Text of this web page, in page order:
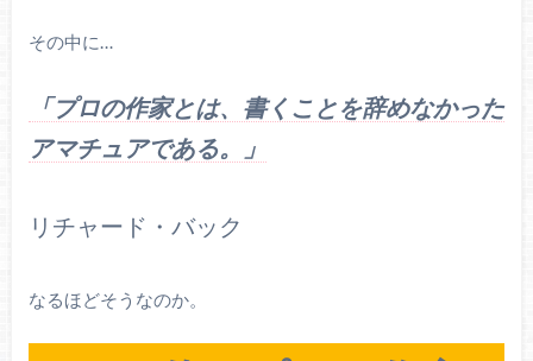
その中に…
「プロの作家とは、書くことを辞めなかった
アマチュアである。」
リチャード・バック
なるほどそうなのか。